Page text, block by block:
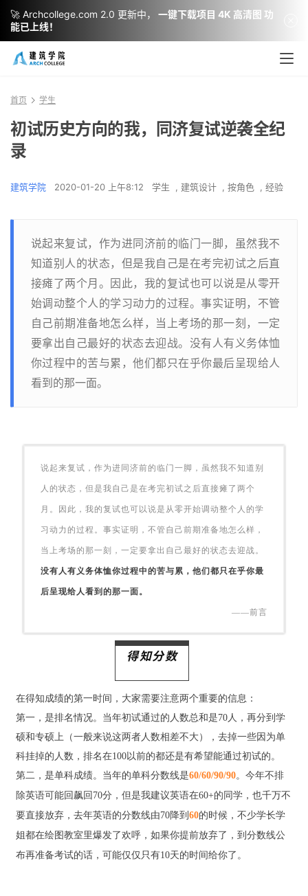
首页 学生
初试历史方向的我，同济复试逆袭全纪
录
建筑学院 2020-01-20 上午8:12 学生 , 建筑设计 , 按角色 , 经验
说起来复试，作为进同济前的临门一脚，虽然我不
知道别人的状态，但是我自己是在考完初试之后直
接瘫了两个月。因此，我的复试也可以说是从零开
始调动整个人的学习动力的过程。事实证明，不管
自己前期准备地怎么样，当上考场的那一刻，一定
要拿出自己最好的状态去迎战。没有人有义务体恤
你过程中的苦与累，他们都只在乎你最后呈现给人
看到的那一面。
说起来复试，作为进同济前的临门一脚，虽然我不知道别
人的状态，但是我自己是在考完初试之后直接瘫了两个
月。因此，我的复试也可以说是从零开始调动整个人的学
习动力的过程。事实证明，不管自己前期准备地怎么样，
当上考场的那一刻，一定要拿出自己最好的状态去迎战。
没有人有义务体恤你过程中的苦与累，他们都只在乎你最
后呈现给人看到的那一面。
——前言
得知分数
在得知成绩的第一时间，大家需要注意两个重要的信息：
第一，是排名情况。当年初试通过的人数总和是70人，再分到学
硕和专硕上（一般来说这两者人数相差不大），去掉一些因为单
科挂掉的人数，排名在100以前的都还是有希望能通过初试的。
第二，是单科成绩。当年的单科分数线是60/60/90/90。今年不排
除英语可能回飙回70分，但是我建议英语在60+的同学，也千万不
要直接放弃，去年英语的分数线由70降到 60的时候，不少学长学
姐都在绘图教室里爆发了欢呼，如果你提前放弃了，到分数线公
布再准备考试的话，可能仅仅只有10天的时间给你了。
🚀 Archcollege.com 2.0 更新中，
一键下载项目 4K 高清图 功
能已上线！